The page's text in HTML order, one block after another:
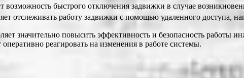
возможность быстрого отключения задвижки в случае
отслеживать работу задвижки с помощью удаленного доступа,
значительно повысить эффективность и безопасность
реагировать на изменения в работе системы.